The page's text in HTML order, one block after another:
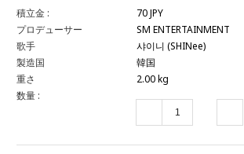
積立金 :
70 JPY
プロデューサー
SM ENTERTAINMENT
歌手
샤이니 (SHINee)
製造国
韓国
重さ
2.00 kg
数量 :